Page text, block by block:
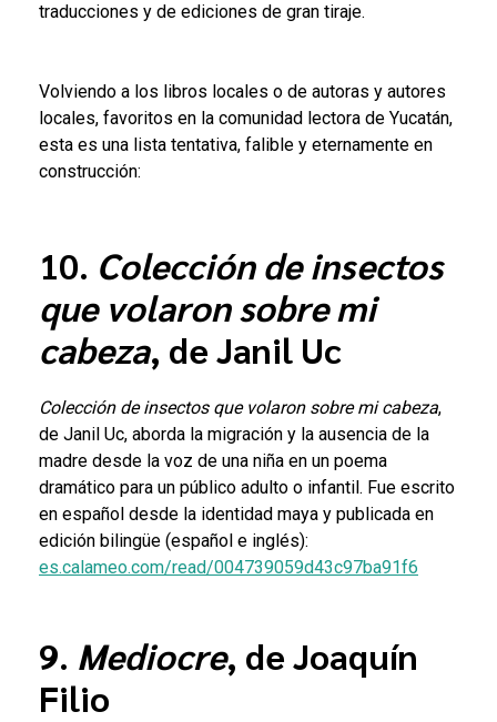
traducciones y de ediciones de gran tiraje.
Volviendo a los libros locales o de autoras y autores
locales, favoritos en la comunidad lectora de Yucatán,
esta es una lista tentativa, falible y eternamente en
construcción:
10. Colección de insectos
que volaron sobre mi
cabeza, de Janil Uc
Colección de insectos que volaron sobre mi cabeza,
de Janil Uc, aborda la migración y la ausencia de la
madre desde la voz de una niña en un poema
dramático para un público adulto o infantil. Fue escrito
en español desde la identidad maya y publicada en
edición bilingüe (español e inglés):
es.calameo.com/read/004739059d43c97ba91f6
9. Mediocre, de Joaquín
Filio